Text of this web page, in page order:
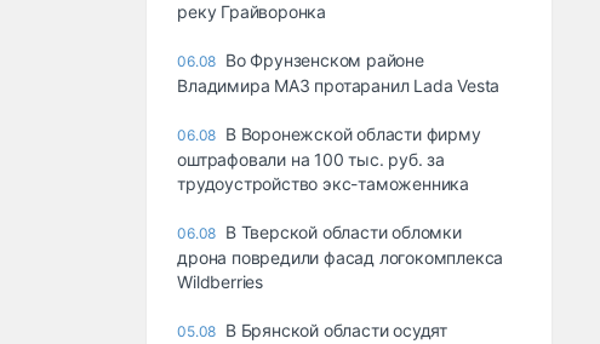
реку Грайворонка
06.08 Во Фрунзенском районе
Владимира МАЗ протаранил Lada Vesta
06.08 В Воронежской области фирму
оштрафовали на 100 тыс. руб. за
трудоустройство экс-таможенника
06.08 В Тверской области обломки
дрона повредили фасад логокомплекса
Wildberries
05.08 В Брянской области осудят